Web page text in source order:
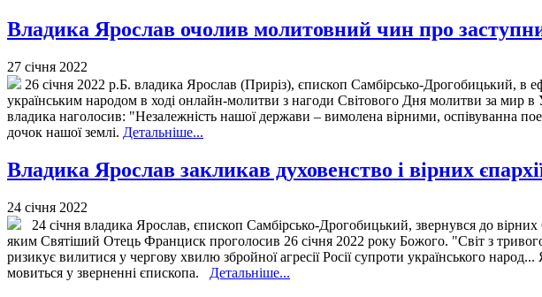
Владика Ярослав очолив молитовний чин про
27 січня 2022
26 січня 2022 р.Б. владика Ярослав (Приріз), єпископ Самбірсько-Дрогобицький,
українським народом в ході онлайн-молитви з нагоди Світового Дня молитви за
владика наголосив: "Незалежність нашої держави – вимолена вірними, оспівуванна
дочок нашої землі. Детальніше...
Владика Ярослав закликав духовенство і вірних
24 січня 2022
24 січня владика Ярослав, єпископ Самбірсько-Дрогобицький, звернувся до
яким Святіший Отець Франциск проголосив 26 січня 2022 року Божого. "Світ з
ризикує вилитися у чергову хвилю збройної агресії Росії супроти українського
мовиться у зверненні єпископа. Детальніше...